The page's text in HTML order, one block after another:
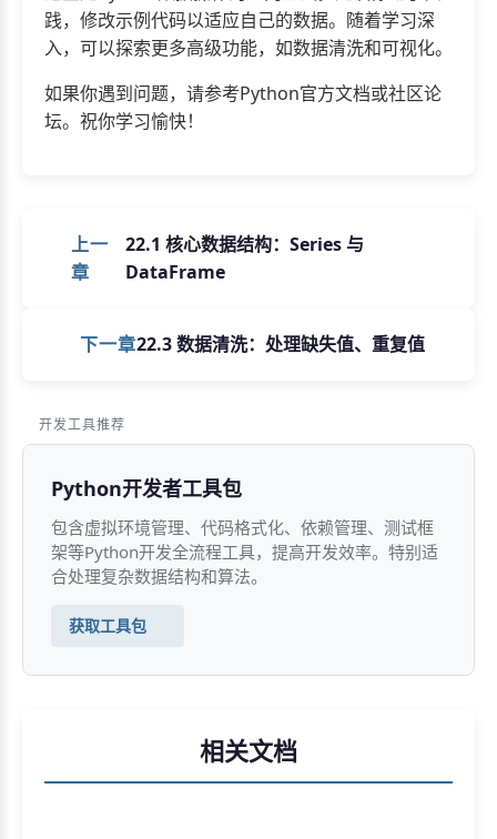
践，修改示例代码以适应自己的数据。随着学习深
入，可以探索更多高级功能，如数据清洗和可视化。
如果你遇到问题，请参考Python官方文档或社区论
坛。祝你学习愉快！
上一
章
22.1 核心数据结构：Series 与
DataFrame
下一章22.3 数据清洗：处理缺失值、重复值
开发工具推荐
Python开发者工具包
包含虚拟环境管理、代码格式化、依赖管理、测试框
架等Python开发全流程工具，提高开发效率。特别适
合处理复杂数据结构和算法。
获取工具包
相关文档